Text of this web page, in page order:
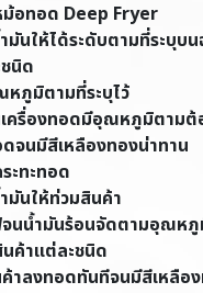
อทอด Deep Fryer
มันให้ได้ระดับตามที่ระบุบ
นิด
ภูมิตามที่ระบุไว้
ครื่องทอดมีอุณหภูมิตามต้
จนมีสีเหลืองทองน่าทาน
ะทะทอด
มันให้ท่วมสินค้า
นน้ำมันร้อนจัดตามอุณหภู
ค้าแต่ละชนิด
าลงทอดทันทีจนมีสีเหลือ